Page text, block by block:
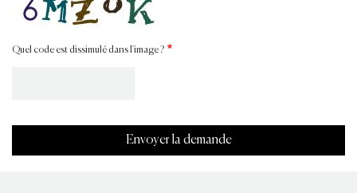
Quel code est dissimulé dans l'image ?